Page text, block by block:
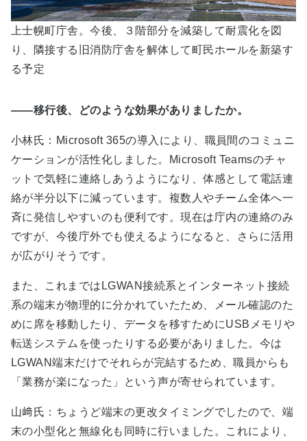
上士幌町庁舎。今後、３階部分を減築して耐震化を図
り、隣接する旧消防庁舎を解体して町民ホールを新築す
る予定
――移行後、どのような効果がありましたか。
小林氏：Microsoft 365の導入により、職員間のコミュニ
ケーションが活性化しました。Microsoft Teamsのチャ
ットで気軽に連絡しあうようになり、体感として電話連
絡が半分以下に減っています。複数人やチーム全体へ一
斉に発信しやすいのも便利です。現在は庁内の連絡のみ
ですが、今後庁外でも使えるようになると、さらに活用
が広がりそうです。
また、これまではLGWAN接続系とインターネット接続
系の端末が物理的に分かれていたため、メール確認のた
めに席を移動したり、データを移すためにUSBメモリや
転送システムを使ったりする必要がありました。今は
LGWAN端末だけでそれらが完結するため、職員からも
「業務が楽になった」という声が寄せられています。
山﨑氏：ちょうど端末の更改タイミングでしたので、端
末の小型化と無線化も同時に行いました。これにより、